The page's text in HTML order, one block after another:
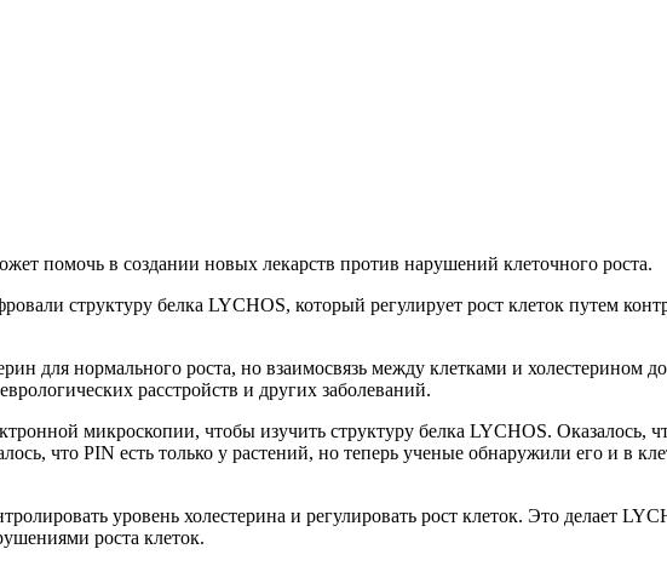
помочь в создании новых лекарств против нарушений клеточного роста.
структуру белка LYCHOS, который регулирует рост клеток путем
для нормального роста, но взаимосвязь между клетками и холестерином
расстройств и других заболеваний.
микроскопии, чтобы изучить структуру белка LYCHOS. Оказалось,
что PIN есть только у растений, но теперь ученые обнаружили его и в
уровень холестерина и регулировать рост клеток. Это делает
роста клеток.